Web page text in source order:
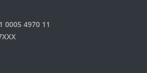
0005 4970 11